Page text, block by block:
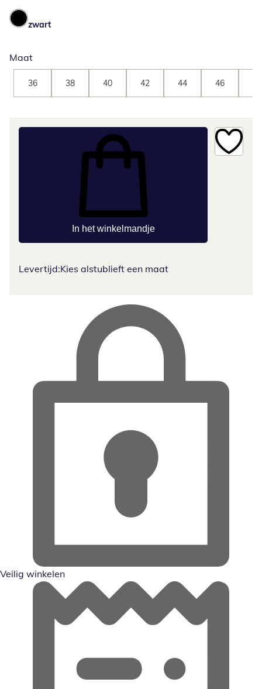
zwart
Maat
36 38 40 42 44 46
In het winkelmandje
Levertijd:Kies alstublieft een maat
Veilig winkelen